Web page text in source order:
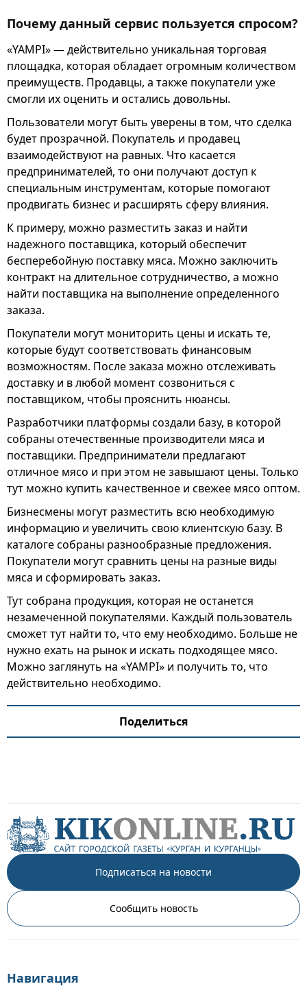
Почему данный сервис пользуется спросом?
«YAMPI» — действительно уникальная торговая
площадка, которая обладает огромным количеством
преимуществ. Продавцы, а также покупатели уже
смогли их оценить и остались довольны.
Пользователи могут быть уверены в том, что сделка
будет прозрачной. Покупатель и продавец
взаимодействуют на равных. Что касается
предпринимателей, то они получают доступ к
специальным инструментам, которые помогают
продвигать бизнес и расширять сферу влияния.
К примеру, можно разместить заказ и найти
надежного поставщика, который обеспечит
бесперебойную поставку мяса. Можно заключить
контракт на длительное сотрудничество, а можно
найти поставщика на выполнение определенного
заказа.
Покупатели могут мониторить цены и искать те,
которые будут соответствовать финансовым
возможностям. После заказа можно отслеживать
доставку и в любой момент созвониться с
поставщиком, чтобы прояснить нюансы.
Разработчики платформы создали базу, в которой
собраны отечественные производители мяса и
поставщики. Предприниматели предлагают
отличное мясо и при этом не завышают цены. Только
тут можно купить качественное и свежее мясо оптом.
Бизнесмены могут разместить всю необходимую
информацию и увеличить свою клиентскую базу. В
каталоге собраны разнообразные предложения.
Покупатели могут сравнить цены на разные виды
мяса и сформировать заказ.
Тут собрана продукция, которая не останется
незамеченной покупателями. Каждый пользователь
сможет тут найти то, что ему необходимо. Больше не
нужно ехать на рынок и искать подходящее мясо.
Можно заглянуть на «YAMPI» и получить то, что
действительно необходимо.
Поделиться
Подписаться на новости
Сообщить новость
Навигация